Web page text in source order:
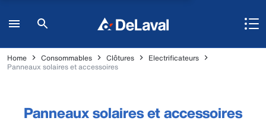
Home Consommables Clôtures
Electrificateurs
Panneaux solaires et accessoires
Panneaux solaires et accessoires